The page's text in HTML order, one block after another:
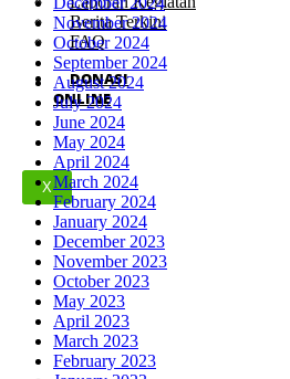
Berita Terkini
FAQ
DONASI
ONLINE
X
November 2024
October 2024
September 2024
August 2024
July 2024
June 2024
May 2024
April 2024
March 2024
February 2024
January 2024
December 2023
November 2023
October 2023
May 2023
April 2023
March 2023
February 2023